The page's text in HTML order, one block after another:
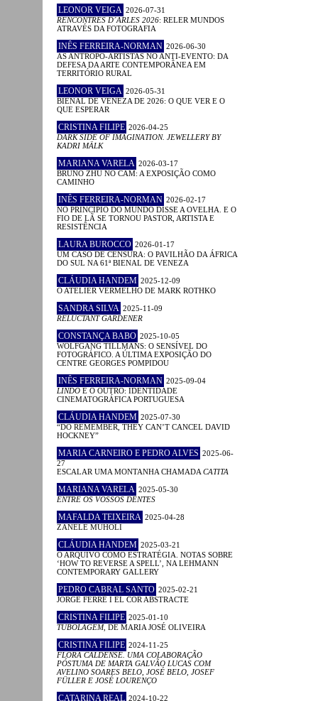
LEONOR VEIGA 2026-07-31
RENCONTRES D´ARLES 2026: RELER MUNDOS
ATRAVÉS DA FOTOGRAFIA
INÊS FERREIRA-NORMAN 2026-06-30
AS ANTROPO-ARTISTAS NO ANTI-EVENTO: DA
DEFESA DA ARTE CONTEMPORÂNEA EM
TERRITÓRIO RURAL
LEONOR VEIGA 2026-05-31
BIENAL DE VENEZA DE 2026: O QUE VER E O
QUE ESPERAR
CRISTINA FILIPE 2026-04-25
DARK SIDE OF IMAGINATION. JEWELLERY BY
KADRI MÄLK
MARIANA VARELA 2026-03-17
BRUNO ZHU NO CAM: A EXPOSIÇÃO COMO
CAMINHO
INÊS FERREIRA-NORMAN 2026-02-17
NO PRINCÍPIO DO MUNDO DISSE A OVELHA. E O
FIO DE LÃ SE TORNOU PASTOR, ARTISTA E
RESISTÊNCIA
LAURA BUROCCO 2026-01-17
UM CASO DE CENSURA: O PAVILHÃO DA ÁFRICA
DO SUL NA 61ª BIENAL DE VENEZA
CLÁUDIA HANDEM 2025-12-09
O ATELIER VERMELHO DE MARK ROTHKO
SANDRA SILVA 2025-11-09
RELUCTANT GARDENER
CONSTANÇA BABO 2025-10-05
WOLFGANG TILLMANS: O SENSÍVEL DO
FOTOGRÁFICO. A ÚLTIMA EXPOSIÇÃO DO
CENTRE GEORGES POMPIDOU
INÊS FERREIRA-NORMAN 2025-09-04
LINDO E O OUTRO: IDENTIDADE
CINEMATOGRÁFICA PORTUGUESA
CLÁUDIA HANDEM 2025-07-30
“DO REMEMBER, THEY CAN’T CANCEL DAVID
HOCKNEY”
MARIA CARNEIRO E PEDRO ALVES 2025-06-
27
ESCALAR UMA MONTANHA CHAMADA CATITA
MARIANA VARELA 2025-05-30
ENTRE OS VOSSOS DENTES
MAFALDA TEIXEIRA 2025-04-28
ZANELE MUHOLI
CLÁUDIA HANDEM 2025-03-21
O ARQUIVO COMO ESTRATÉGIA. NOTAS SOBRE
‘HOW TO REVERSE A SPELL’, NA LEHMANN
CONTEMPORARY GALLERY
PEDRO CABRAL SANTO 2025-02-21
JORGE FERRÉ I EL COR ABSTRACTE
CRISTINA FILIPE 2025-01-10
TUBOLAGEM, DE MARIA JOSÉ OLIVEIRA
CRISTINA FILIPE 2024-11-25
FLORA CALDENSE. UMA COLABORAÇÃO
PÓSTUMA DE MARTA GALVÃO LUCAS COM
AVELINO SOARES BELO, JOSÉ BELO, JOSEF
FÜLLER E JOSÉ LOURENÇO
CATARINA REAL 2024-10-22